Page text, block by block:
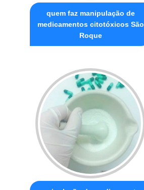
quem faz manipulação de
medicamentos citotóxicos São
Roque